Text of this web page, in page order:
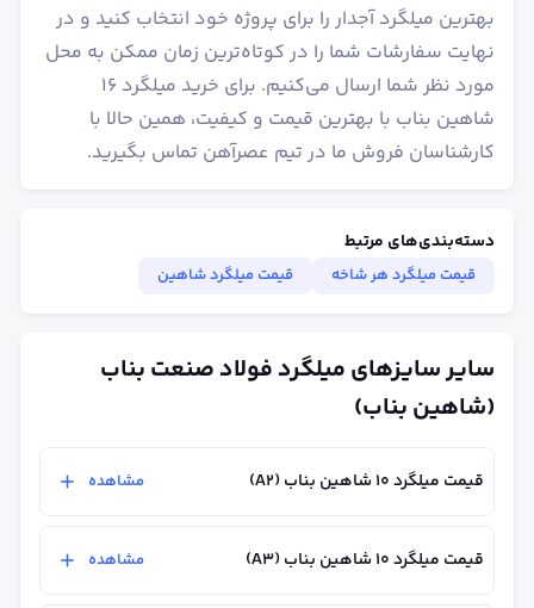
بهترین میلگرد آجدار را برای پروژه خود انتخاب کنید و در
نهایت سفارشات شما را در کوتاه‌ترین زمان ممکن به محل
مورد نظر شما ارسال می‌کنیم. برای خرید میلگرد ۱۶
شاهین بناب با بهترین قیمت و کیفیت، همین حالا با
کارشناسان فروش ما در تیم عصرآهن تماس بگیرید.
دسته‌بندی‌های مرتبط
قیمت میلگرد هر شاخه قیمت میلگرد شاهین
سایر سایزهای میلگرد فولاد صنعت بناب
(شاهین بناب)
قیمت میلگرد ۱۰ شاهین بناب (A2) مشاهده
قیمت میلگرد ۱۰ شاهین بناب (A3) مشاهده